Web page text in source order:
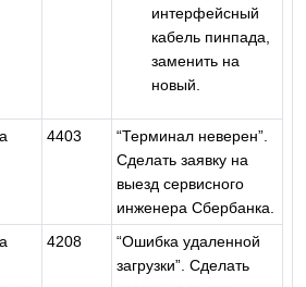
интерфейсный
кабель пинпада,
заменить на
новый.
4403
“Терминал неверен”.
Сделать заявку на
выезд сервисного
инженера Сбербанка.
4208
“Ошибка удаленной
загрузки”. Сделать